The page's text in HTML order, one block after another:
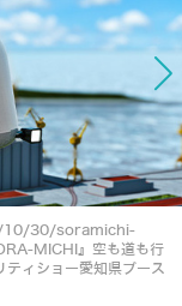
30/soramichi-
MICHI』空も道も行
ィショー愛知県ブース